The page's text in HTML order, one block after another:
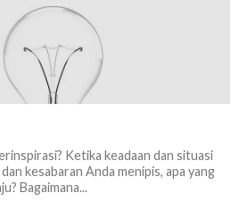
Ketika keadaan dan situasi
kesabaran Anda menipis, apa yang
Bagaimana...